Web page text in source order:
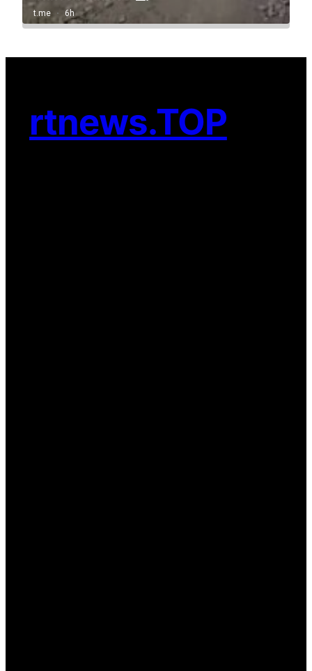
rtnews.TOP